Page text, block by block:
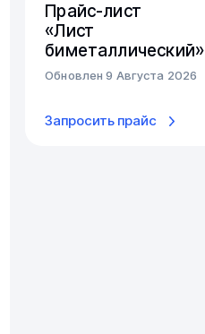
Прайс-лист
«Лист
биметаллический»
Обновлен 9 Августа 2026
Запросить прайс